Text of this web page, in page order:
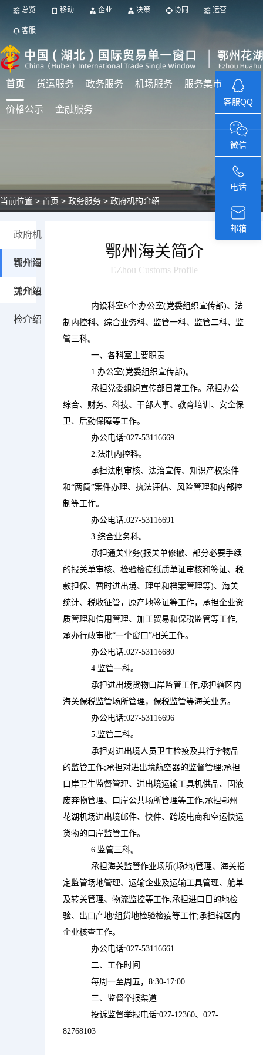
客服QQ
微信
电话
邮箱
总览 移动 企业 决策 协同 运营
客服
首页 货运服务 政务服务 机场服务 服务集市
价格公示 金融服务
当前位置 > 首页 > 政务服务 > 政府机构介绍
政府机
构介绍
鄂州海
关介绍
鄂州边
检介绍
鄂州海关简介
EZhou Customs Profile
制内控科、综合业务科、监管一科、监管二科、监
管三科。
            一、各科室主要职责
            承担党委组织宣传部日常工作。承担办公
综合、财务、科技、干部人事、教育培训、安全保
卫、后勤保障等工作。
            办公电话:027-53116669
            2.法制内控科。
            承担法制审核、法治宣传、知识产权案件
和“两简”案件办理、执法评估、风险管理和内部控
制等工作。
            办公电话:027-53116691
            3.综合业务科。
            承担通关业务(报关单修撤、部分必要手续
的报关单审核、检验检疫纸质单证审核和签证、税
款担保、暂时进出境、理单和档案管理等)、海关
统计、税收征管，原产地签证等工作，承担企业资
质管理和信用管理、加工贸易和保税监管等工作;
承办行政审批“一个窗口”相关工作。
            办公电话:027-53116680
            4.监管一科。
            承担进出境货物口岸监管工作;承担辖区内
海关保税监管场所管理，保税监管等海关业务。
            办公电话:027-53116696
            5.监管二科。
            承担对进出境人员卫生检疫及其行李物品
的监管工作;承担对进出境航空器的监督管理;承担
口岸卫生监督管理、进出境运输工具机供品、固液
废弃物管理、口岸公共场所管理等工作;承担鄂州
花湖机场进出境邮件、快件、跨境电商和空运快运
货物的口岸监管工作。
            6.监管三科。
            承担海关监管作业场所(场地)管理、海关指
定监管场地管理、运输企业及运输工具管理、舱单
及转关管理、物流监控等工作;承担进口目的地检
验、出口产地/组货地检验检疫等工作;承担辖区内
企业核查工作。
            办公电话:027-53116661
            二、工作时间
            每周一至周五，8:30-17:00
            投诉监督举报电话:027-12360、027-
82768103